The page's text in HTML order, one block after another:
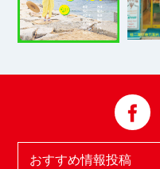
おすすめ情報投稿